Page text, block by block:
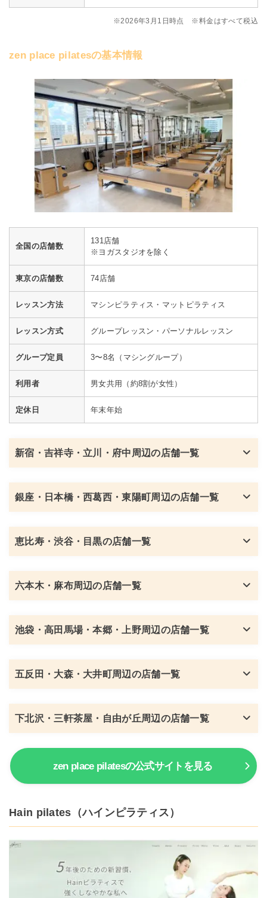
※2026年3月1日時点 ※料金はすべて税込
zen place pilatesの基本情報
全国の店舗数
131店舗
※ヨガスタジオを除く
東京の店舗数 74店舗
レッスン方法 マシンピラティス・マットピラティス
レッスン方式 グループレッスン・パーソナルレッスン
グループ定員 3〜8名（マシングループ）
利用者 男女共用（約8割が女性）
定休日 年末年始
新宿・吉祥寺・立川・府中周辺の店舗一覧
銀座・日本橋・西葛西・東陽町周辺の店舗一覧
恵比寿・渋谷・目黒の店舗一覧
六本木・麻布周辺の店舗一覧
池袋・高田馬場・本郷・上野周辺の店舗一覧
五反田・大森・大井町周辺の店舗一覧
下北沢・三軒茶屋・自由が丘周辺の店舗一覧
zen place pilatesの公式サイトを見る
Hain pilates（ハインピラティス）